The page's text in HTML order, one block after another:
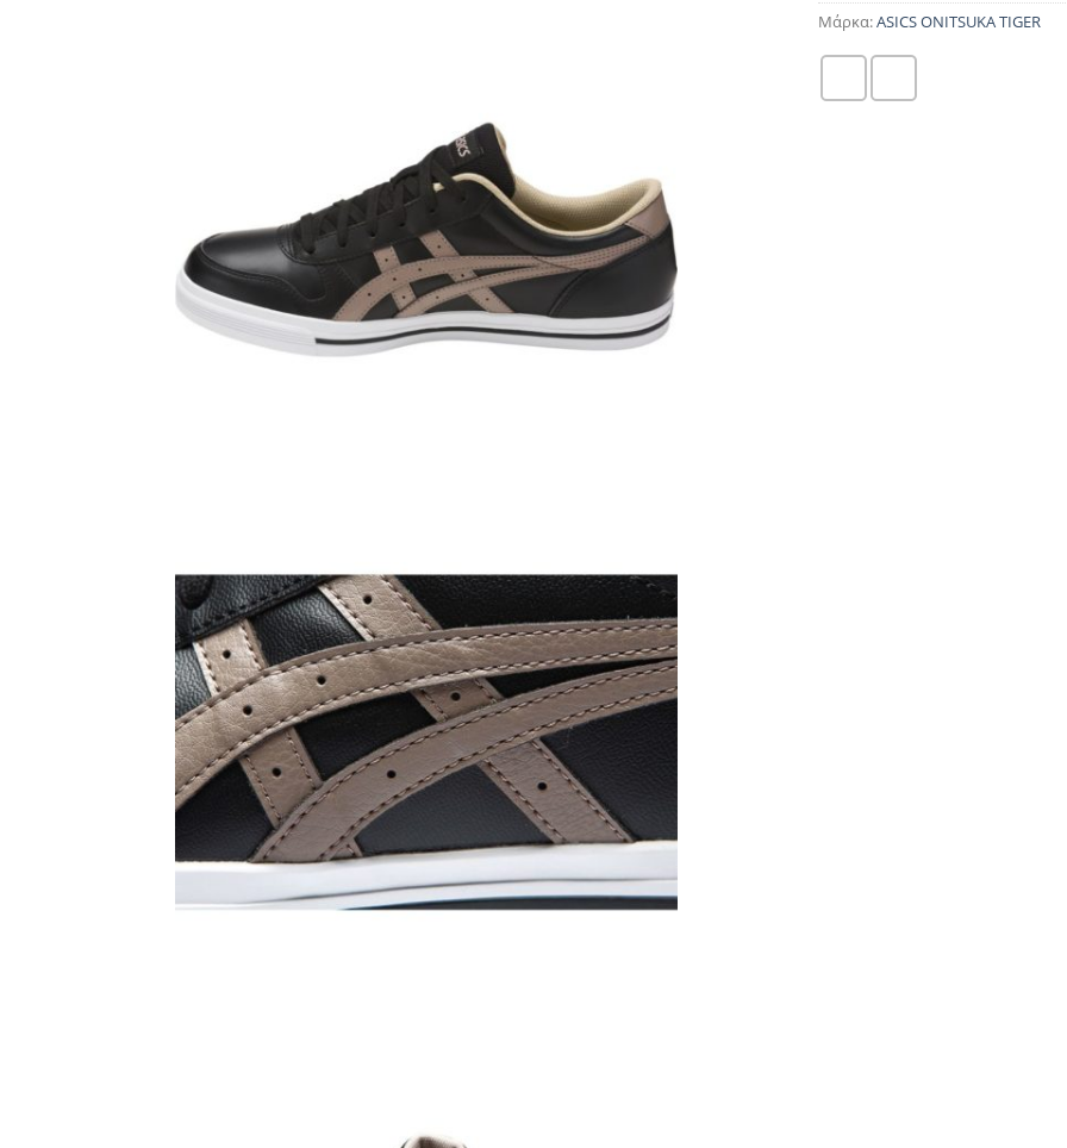
Μάρκα:ASICS ONITSUKA TIGER